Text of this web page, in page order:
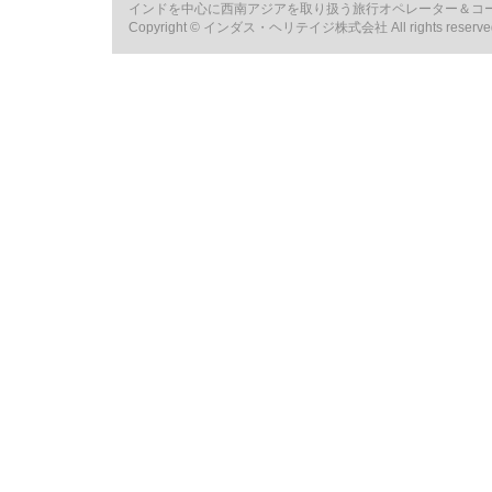
インドを中心に西南アジアを取り扱う旅行オペレーター＆コ
Copyright © インダス・ヘリテイジ株式会社 All rights